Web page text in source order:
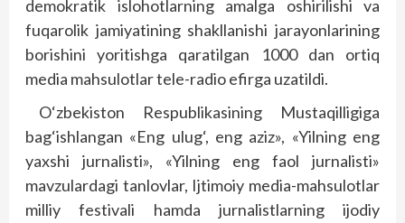
demokratik islohotlarning amalga oshirilishi va
fuqarolik jamiyatining shakllanishi jarayonlarining
borishini yoritishga qaratilgan 1000 dan ortiq
media mahsulotlar tele-radio efirga uzatildi.
O‘zbekiston Respublikasining Mustaqilligiga
bag‘ishlangan «Eng ulug‘, eng aziz», «Yilning eng
yaxshi jurnalisti», «Yilning eng faol jurnalisti»
mavzulardagi tanlovlar, Ijtimoiy media-mahsulotlar
milliy festivali hamda jurnalistlarning ijodiy